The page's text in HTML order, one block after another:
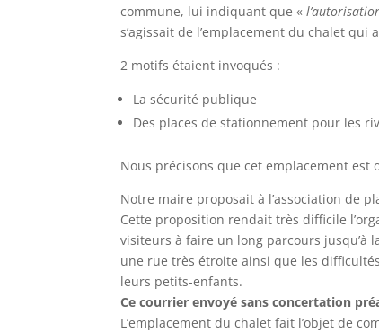
commune, lui indiquant que «
s’agissait de l’emplacement du chalet qui
2 motifs étaient invoqués :
La sécurité publique
Des places de stationnement pour les
Nous précisons que cet emplacement est
Notre maire proposait à l’association de
Cette proposition rendait très difficile
visiteurs à faire un long parcours jusqu’à
une rue très étroite ainsi que les
leurs petits-enfants.
Ce courrier envoyé sans concertation
L’emplacement du chalet fait l’objet de